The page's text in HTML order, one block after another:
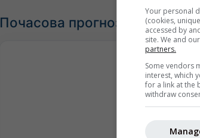
Почасова прогноза за
Your personal
(cookies,
accessed by
site. We and
partners.
Some vendors
interest, which
for a link at the
withdraw